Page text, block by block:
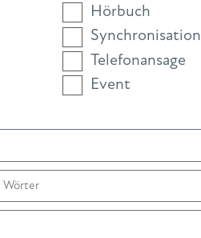
Hörbuch
Synchronisation
Telefonansage
Event